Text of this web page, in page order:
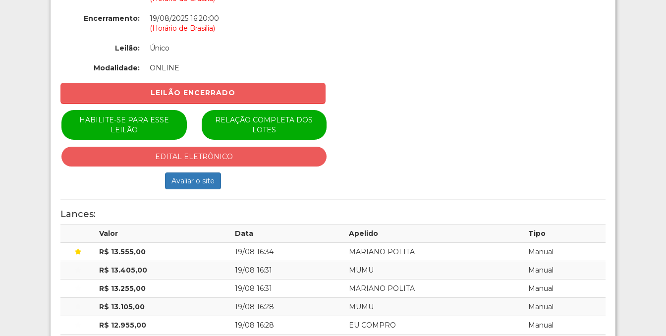
Encerramento:
19/08/2025 16:20:00
(Horário de Brasília)
Leilão: Único
Modalidade: ONLINE
LEILÃO ENCERRADO
HABILITE-SE PARA ESSE
LEILÃO
RELAÇÃO COMPLETA DOS
LOTES
EDITAL ELETRÔNICO
Avaliar o site
Lances:
Valor Data Apelido Tipo
R$ 13.555,00 19/08 16:34 MARIANO POLITA Manual
R$ 13.405,00 19/08 16:31 MUMU Manual
R$ 13.255,00 19/08 16:31 MARIANO POLITA Manual
R$ 13.105,00 19/08 16:28 MUMU Manual
R$ 12.955,00 19/08 16:28 EU COMPRO Manual